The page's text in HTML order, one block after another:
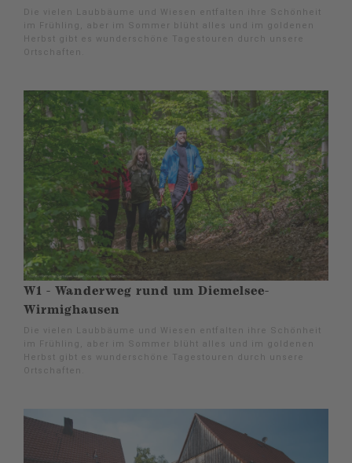
Die vielen Laubbäume und Wiesen entfalten ihre Schönheit
im Frühling, aber im Sommer blüht alles und im goldenen
Herbst gibt es wunderschöne Tagestouren durch unsere
Ortschaften.
W1 - Wanderweg rund um Diemelsee-
Wirmighausen
Die vielen Laubbäume und Wiesen entfalten ihre Schönheit
im Frühling, aber im Sommer blüht alles und im goldenen
Herbst gibt es wunderschöne Tagestouren durch unsere
Ortschaften.